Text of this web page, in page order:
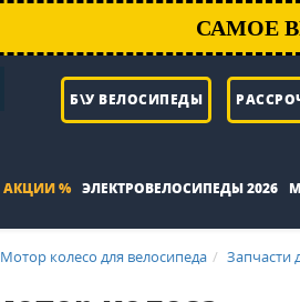
САМОЕ
Б\У ВЕЛОСИПЕДЫ
АКЦИИ % ЭЛЕКТРОВЕЛОСИПЕДЫ 2026
Мотор колесо для велосипеда Запчасти